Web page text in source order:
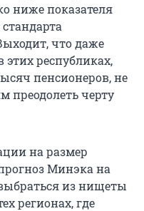
ниже показателя
что даже
этих республиках,
пенсионеров, не
черту
на размер
Минэка на
из нищеты
регионах, где